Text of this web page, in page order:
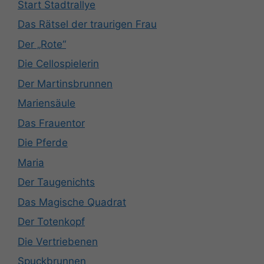
Start Stadtrallye
Das Rätsel der traurigen Frau
Der „Rote“
Die Cellospielerin
Der Martinsbrunnen
Mariensäule
Das Frauentor
Die Pferde
Maria
Der Taugenichts
Das Magische Quadrat
Der Totenkopf
Die Vertriebenen
Spuckbrunnen